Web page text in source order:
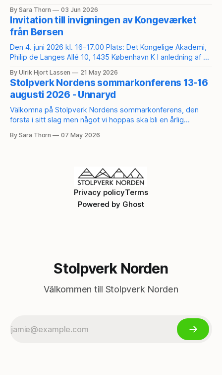
KBdownload-circle Direktlänk till anmälan/direct link to the
sign-up:
https://secure.tickster.com/sv/3vpuuwpn6m408y3/product
s
By Sara Thorn 03 Jun 2026
Invitation till invigningen av Kongeværket
från Børsen
Den 4. juni 2026 kl. 16-17.00 Plats: Det Kongelige Akademi,
Philip de Langes Allé 10, 1435 København K I anledning af at
forsøgsbyggeri er blevet genskabt i fuld skala ved hjælp af
traditionelle værktøjer og håndværksmetoder inviteres du til
fejring og
By Ulrik Hjort Lassen 21 May 2026
Stolpverk Nordens sommarkonferens 13-16
augusti 2026 - Unnaryd
Välkomna på Stolpverk Nordens sommarkonferens, den
första i sitt slag men något vi hoppas ska bli en årlig
samma plats där Kesurokai 2025 hölls. Under helgen
By Sara Thorn 07 May 2026
Privacy policyTerms
Powered by Ghost
Stolpverk Norden
Välkommen till Stolpverk Norden